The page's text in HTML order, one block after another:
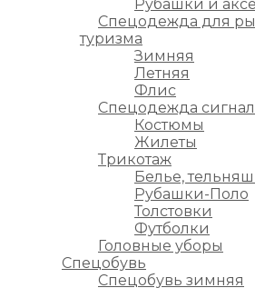
Рубашки и
Спецодежда для
туризма
Зимняя
Летняя
Флис
Спецодежда
Костюмы
Жилеты
Трикотаж
Белье,
Рубашки-Поло
Толстовки
Футболки
Головные уборы
Спецобувь
Спецобувь зимняя